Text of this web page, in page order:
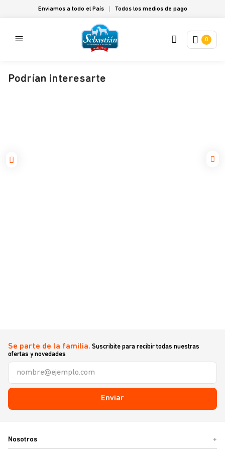
Enviamos a todo el País Todos los medios de pago
0
Podrían interesarte
Se parte de la familia. Suscribite para recibir todas nuestras
ofertas y novedades
Enviar
Nosotros +